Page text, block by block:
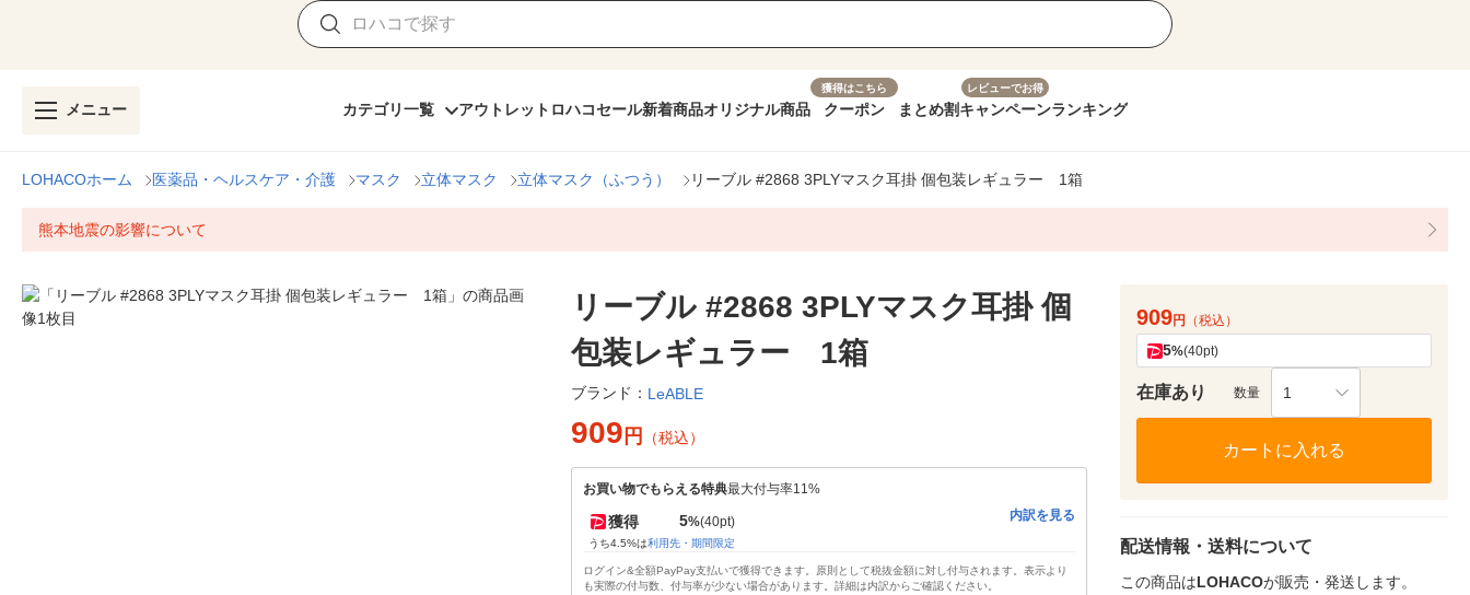
メニュー カテゴリ一覧 アウトレット ロハコセール新着商品オリジナル商品
獲得はこちら
クーポン まとめ割
レビューでお得
キャンペーンランキング
LOHACOホーム 医薬品・ヘルスケア・介護 マスク 立体マスク 立体マスク（ふつう） リーブル #2868 3PLYマスク耳掛 個包装レギュラー 1箱
熊本地震の影響について
リーブル #2868 3PLYマスク耳掛 個
包装レギュラー 1箱
ブランド： LeABLE
909 円 （税込）
お買い物でもらえる特典最大付与率11%
獲得 5%(40pt)
うち4.5%は利用先・期間限定
内訳を見る
ログイン&全額PayPay支払いで獲得できます。原則として税抜金額に対し付与されます。表示より
も実際の付与数、付与率が少ない場合があります。詳細は内訳からご確認ください。
909円 （税込）
5%(40pt)
在庫あり 数量 1
カートに入れる
配送情報・送料について
この商品はLOHACOが販売・発送します。